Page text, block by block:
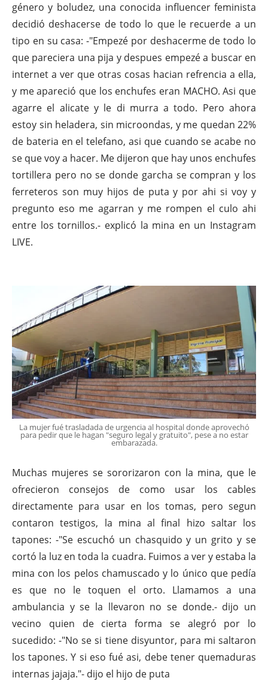
género y boludez, una conocida influencer feminista
decidió deshacerse de todo lo que le recuerde a un
tipo en su casa: -"Empezé por deshacerme de todo lo
que pareciera una pija y despues empezé a buscar en
internet a ver que otras cosas hacian refrencia a ella,
y me apareció que los enchufes eran MACHO. Asi que
agarre el alicate y le di murra a todo. Pero ahora
estoy sin heladera, sin microondas, y me quedan 22%
de bateria en el telefano, asi que cuando se acabe no
se que voy a hacer. Me dijeron que hay unos enchufes
tortillera pero no se donde garcha se compran y los
ferreteros son muy hijos de puta y por ahi si voy y
pregunto eso me agarran y me rompen el culo ahi
entre los tornillos.- explicó la mina en un Instagram
LIVE.
La mujer fué trasladada de urgencia al hospital donde aprovechó
para pedir que le hagan "seguro legal y gratuito", pese a no estar
embarazada.
Muchas mujeres se sororizaron con la mina, que le
ofrecieron consejos de como usar los cables
directamente para usar en los tomas, pero segun
contaron testigos, la mina al final hizo saltar los
tapones: -"Se escuchó un chasquido y un grito y se
cortó la luz en toda la cuadra. Fuimos a ver y estaba la
mina con los pelos chamuscado y lo único que pedía
es que no le toquen el orto. Llamamos a una
ambulancia y se la llevaron no se donde.- dijo un
vecino quien de cierta forma se alegró por lo
sucedido: -"No se si tiene disyuntor, para mi saltaron
los tapones. Y si eso fué asi, debe tener quemaduras
internas jajaja."- dijo el hijo de puta